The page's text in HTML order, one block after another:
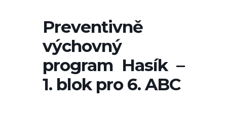
Preventivně
výchovný
program Hasík –
1. blok pro 6. ABC